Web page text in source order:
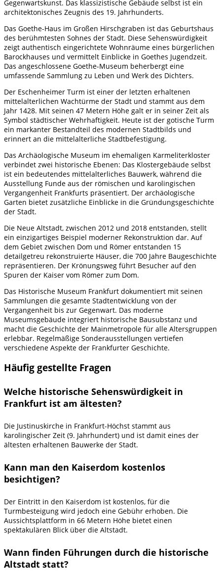
Gegenwartskunst. Das klassizistische Gebäude selbst ist ein
architektonisches Zeugnis des 19. Jahrhunderts.
Das Goethe-Haus im Großen Hirschgraben ist das Geburtshaus
des berühmtesten Sohnes der Stadt. Diese Sehenswürdigkeit
zeigt authentisch eingerichtete Wohnräume eines bürgerlichen
Barockhauses und vermittelt Einblicke in Goethes Jugendzeit.
Das angeschlossene Goethe-Museum beherbergt eine
umfassende Sammlung zu Leben und Werk des Dichters.
Der Eschenheimer Turm ist einer der letzten erhaltenen
mittelalterlichen Wachtürme der Stadt und stammt aus dem
Jahr 1428. Mit seinen 47 Metern Höhe galt er in seiner Zeit als
Symbol städtischer Wehrhaftigkeit. Heute ist der gotische Turm
ein markanter Bestandteil des modernen Stadtbilds und
erinnert an die mittelalterliche Stadtbefestigung.
Das Archäologische Museum im ehemaligen Karmeliterkloster
verbindet zwei historische Ebenen: Das Klostergebäude selbst
ist ein bedeutendes mittelalterliches Bauwerk, während die
Ausstellung Funde aus der römischen und karolingischen
Vergangenheit Frankfurts präsentiert. Der archäologische
Garten bietet zusätzliche Einblicke in die Gründungsgeschichte
der Stadt.
Die Neue Altstadt, zwischen 2012 und 2018 entstanden, stellt
ein einzigartiges Beispiel moderner Rekonstruktion dar. Auf
dem Gebiet zwischen Dom und Römer entstanden 15
detailgetreu rekonstruierte Häuser, die 700 Jahre Baugeschichte
repräsentieren. Der Krönungsweg führt Besucher auf den
Spuren der Kaiser vom Römer zum Dom.
Das Historische Museum Frankfurt dokumentiert mit seinen
Sammlungen die gesamte Stadtentwicklung von der
Vergangenheit bis zur Gegenwart. Das moderne
Museumsgebäude integriert historische Bausubstanz und
macht die Geschichte der Mainmetropole für alle Altersgruppen
erlebbar. Regelmäßige Sonderausstellungen vertiefen
verschiedene Aspekte der Frankfurter Geschichte.
Häufig gestellte Fragen
Welche historische Sehenswürdigkeit in
Frankfurt ist am ältesten?
Die Justinuskirche in Frankfurt-Höchst stammt aus
karolingischer Zeit (9. Jahrhundert) und ist damit eines der
ältesten erhaltenen Bauwerke der Stadt.
Kann man den Kaiserdom kostenlos
besichtigen?
Der Eintritt in den Kaiserdom ist kostenlos, für die
Turmbesteigung wird jedoch eine Gebühr erhoben. Die
Aussichtsplattform in 66 Metern Höhe bietet einen
spektakulären Blick über die Altstadt.
Wann finden Führungen durch die historische
Altstadt statt?